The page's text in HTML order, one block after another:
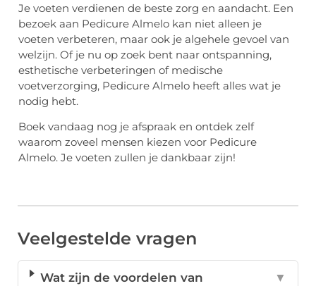
Je voeten verdienen de beste zorg en aandacht. Een
bezoek aan Pedicure Almelo kan niet alleen je
voeten verbeteren, maar ook je algehele gevoel van
welzijn. Of je nu op zoek bent naar ontspanning,
esthetische verbeteringen of medische
voetverzorging, Pedicure Almelo heeft alles wat je
nodig hebt.
Boek vandaag nog je afspraak en ontdek zelf
waarom zoveel mensen kiezen voor Pedicure
Almelo. Je voeten zullen je dankbaar zijn!
Veelgestelde vragen
Wat zijn de voordelen van
▼